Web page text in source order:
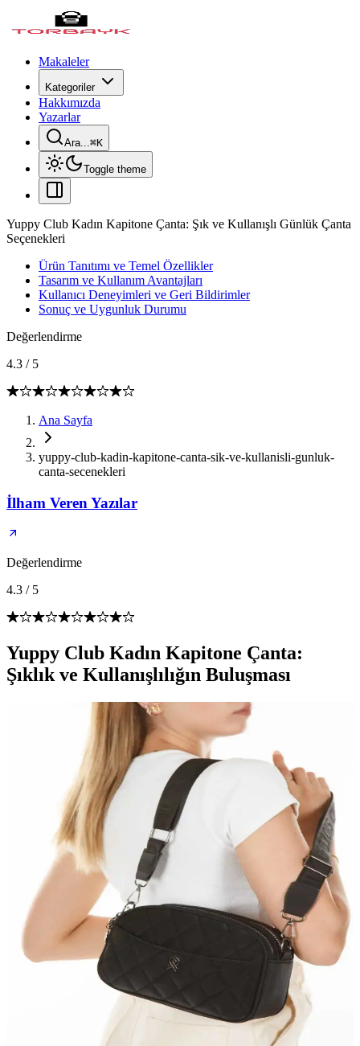
Makaleler
Kategoriler
Hakkımızda
Yazarlar
Ara...⌘K
Toggle theme
Yuppy Club Kadın Kapitone Çanta: Şık ve Kullanışlı Günlük Çanta
Seçenekleri
Ürün Tanıtımı ve Temel Özellikler
Tasarım ve Kullanım Avantajları
Kullanıcı Deneyimleri ve Geri Bildirimler
Sonuç ve Uygunluk Durumu
Değerlendirme
4.3 / 5
Ana Sayfa
yuppy-club-kadin-kapitone-canta-sik-ve-kullanisli-gunluk-
canta-secenekleri
İlham Veren Yazılar
Değerlendirme
4.3 / 5
Yuppy Club Kadın Kapitone Çanta:
Şıklık ve Kullanışlılığın Buluşması